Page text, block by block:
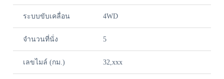
ระบบขับเคลื่อน 4WD
จำนวนที่นั่ง 5
เลขไมล์ (กม.) 32,xxx